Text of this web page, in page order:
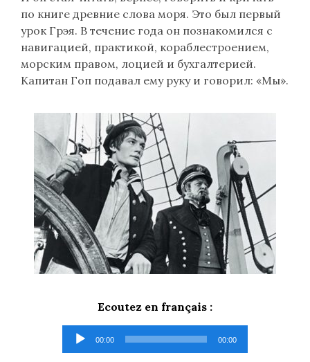
по книге древние слова моря. Это был первый
урок Грэя. В течение года он познакомился с
навигацией, практикой, кораблестроением,
морским правом, лоцией и бухгалтерией.
Капитан Гоп подавал ему руку и говорил: «Мы».
Ecoutez en français :
Lecteur
audio
00:00 00:00